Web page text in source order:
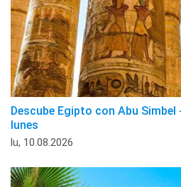
Descube Egipto con Abu
lunes
lu, 10.08.2026